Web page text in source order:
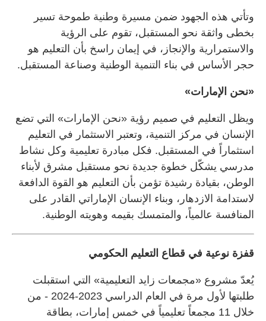
وتأتي هذه الجهود ضمن مسيرة وطنية طموحة تسير
بخطى واثقة نحو المستقبل، تقوم على الرؤية
والاستمرارية والإنجاز، في إيمان راسخ بأن التعليم هو
حجر الأساس في بناء التنمية الوطنية وصناعة المستقبل.
«نحن الإمارات»
ويظل التعليم في صميم رؤية «نحن الإمارات» التي تضع
الإنسان في مركز التنمية، وتعتبر الاستثمار في التعليم
استثماراً في المستقبل. فكل مبادرة تعليمية وكل نشاط
مدرسي يشكّل خطوة جديدة نحو مستقبل مشرق لأبناء
الوطن، بقيادة رشيدة تؤمن بأن التعليم هو القوة الدافعة
لاستدامة الازدهار، وبناء الإنسان الإماراتي القادر على
المنافسة عالمياً، والمتمسك بقيمه وهويته الوطنية.
قفزة نوعية في قطاع التعليم الحكومي
يُعدّ مشروع «مجمعات زايد التعليمية» التي استقبلت
طلبتها لأول مرة في العام الدراسي 2023-2024 - من
خلال 11 مجمعاً تعليمياً في خمس إمارات، بطاقة